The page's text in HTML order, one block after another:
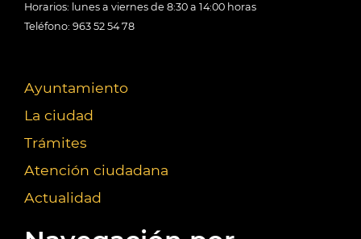
Horarios: lunes a viernes de 8:30 a 14:00 horas
Teléfono: 963 52 54 78
Ayuntamiento
La ciudad
Trámites
Atención ciudadana
Actualidad